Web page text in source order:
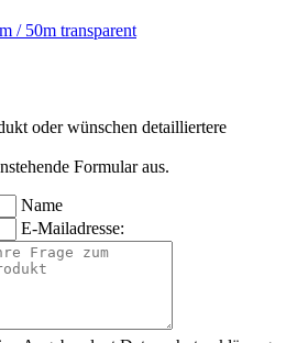
/ 50m transparent
oder wünschen detailliertere
Formular aus.
Name
E-Mailadresse: